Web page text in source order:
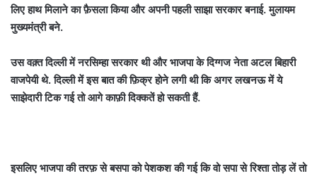
लिए हाथ मिलाने का फ़ैसला किया और अपनी पहली साझा सरकार बनाई. मुलायम
मुख्यमंत्री बने.
उस वक़्त दिल्ली में नरसिम्हा सरकार थी और भाजपा के दिग्गज नेता अटल बिहारी
वाजपेयी थे. दिल्ली में इस बात की फ़िक्र होने लगी थी कि अगर लखनऊ में ये
साझेदारी टिक गई तो आगे काफ़ी दिक्कतें हो सकती हैं.
इसलिए भाजपा की तरफ़ से बसपा को पेशकश की गई कि वो सपा से रिश्ता तोड़ लें तो